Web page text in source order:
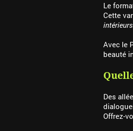
Le
Cette
intérieurs
Avec le
beauté
Des
Offrez-